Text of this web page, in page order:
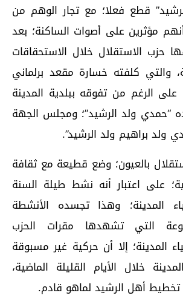
قطع فعلا؛ مع تجار الوهم من
مؤثرين على أصوات الساكنة؛ بعد
حزب الاستقلال خلال الاستحقاقات
والتي كلفته خسارة مقعد برلماني
على الرغم من تفوقه ببلدية المدينة
“حمدي ولد الرشيد”؛ ومجلس الجهة
ولد براهيم ولد الرشيد”.
بالعيون؛ وضع قطيعة مع ثقافة
على اعتبار أنه نشط طيلة السنة
المدينة؛ وهذا تجسده الأنشطة
التي تشهدها مقرات الحزب
المدينة؛ إلا أن حركية غير مسبوقة
خلال الأيام القليلة الماضية،
تخطيط أهل الرشيد لماهو قادم.